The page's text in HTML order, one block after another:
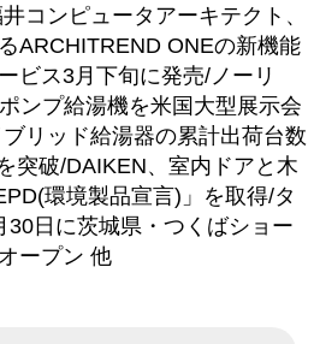
コンピュータアーキテクト、
ARCHITREND ONEの新機能
ビス3月下旬に発売/ノーリ
ンプ給湯機を米国大型展示会
リッド給湯器の累計出荷台数
突破/DAIKEN、室内ドアと木
環境製品宣言)」を取得/タ
30日に茨城県・つくばショー
ープン 他